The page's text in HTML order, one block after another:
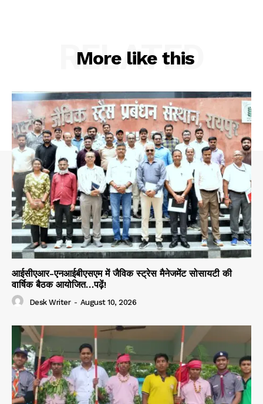
More like this
RELATED
आईसीएआर-एनआईबीएसएम में जैविक स्ट्रेस मैनेजमेंट सोसायटी की
वार्षिक बैठक आयोजित…पढ़ें!
Desk Writer - August 10, 2026